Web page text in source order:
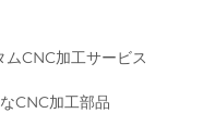
ムCNC加工サービス
CNC加工部品